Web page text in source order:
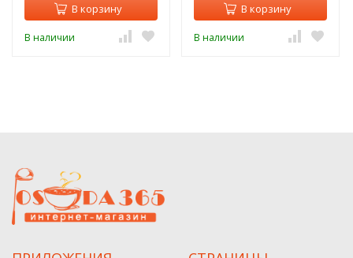
В корзину
В наличии
В корзину
В наличии